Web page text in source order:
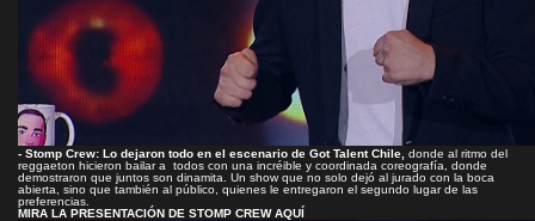
- Stomp Crew: Lo dejaron todo en el escenario de Got Talent Chile, donde al ritmo del
reggaeton hicieron bailar a todos con una incréible y coordinada coreografía, donde
demostraron que juntos son dinamita. Un show que no solo dejó al jurado con la boca
abierta, sino que también al público, quienes le entregaron el segundo lugar de las
preferencias.
MIRA LA PRESENTACIÓN DE STOMP CREW AQUÍ